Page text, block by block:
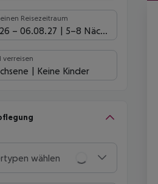
Reisezeitraum
– 06.08.27 5-8 Nächte
verreisen
Keine Kinder
wählen